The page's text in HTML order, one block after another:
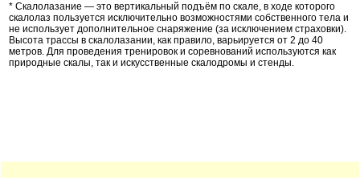
* Скалолазание — это вертикальный подъём по скале, в ходе которого
скалолаз пользуется исключительно возможностями собственного тела и
не использует дополнительное снаряжение (за исключением страховки).
Высота трассы в скалолазании, как правило, варьируется от 2 до 40
метров. Для проведения тренировок и соревнований используются как
природные скалы, так и искусственные скалодромы и стенды.